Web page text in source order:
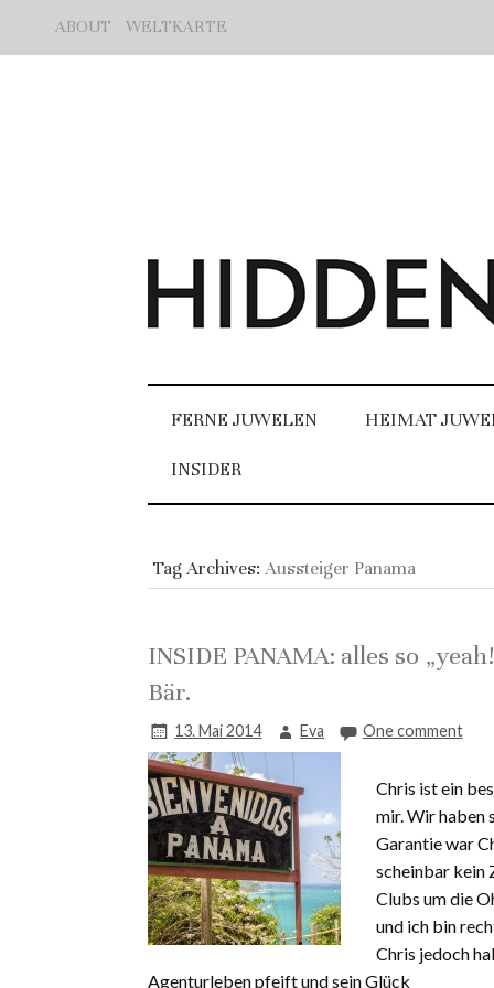
ABOUT WELTKARTE
FERNE JUWELEN HEIMAT
INSIDER
Tag Archives:Aussteiger Panama
INSIDE PANAMA: alles so
Bär.
13. Mai 2014 Eva One comment
Chris ist ein
mir. Wir haben
Garantie war
scheinbar kein
Clubs um die
und ich bin
Chris jedoch
Agenturleben pfeift und sein Glück